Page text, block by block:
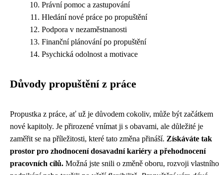
Právní pomoc a zastupování
Hledání nové práce po propuštění
Podpora v nezaměstnanosti
Finanční plánování po propuštění
Psychická odolnost a motivace
Důvody propuštění z práce
Propustka z práce, ať už je důvodem cokoliv, může být začátkem
nové kapitoly. Je přirozené vnímat ji s obavami, ale důležité je
zaměřit se na příležitosti, které tato změna přináší. Získáváte tak
prostor pro zhodnocení dosavadní kariéry a přehodnocení
pracovních cílů. Možná jste snili o změně oboru, rozvoji vlastního